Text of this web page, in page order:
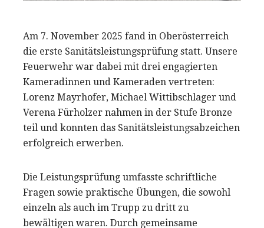
Am 7. November 2025 fand in Oberösterreich
die erste Sanitätsleistungsprüfung statt. Unsere
Feuerwehr war dabei mit drei engagierten
Kameradinnen und Kameraden vertreten:
Lorenz Mayrhofer, Michael Wittibschlager und
Verena Fürholzer nahmen in der Stufe Bronze
teil und konnten das Sanitätsleistungsabzeichen
erfolgreich erwerben.
Die Leistungsprüfung umfasste schriftliche
Fragen sowie praktische Übungen, die sowohl
einzeln als auch im Trupp zu dritt zu
bewältigen waren. Durch gemeinsame